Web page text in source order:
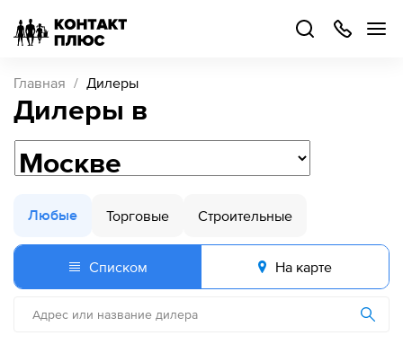
Главная Дилеры
Дилеры в
Любые Торговые Строительные
Списком На карте
499
504-
48
Каталог
товаров
Стать
партнером
Войти
О компании